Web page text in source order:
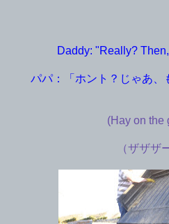
Daddy: "Really?
パパ：「ホント？じゃあ、
(Hay on the
（ザザザ